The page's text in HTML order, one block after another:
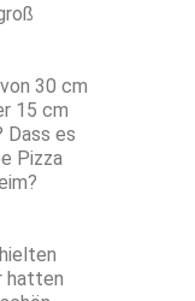
30 cm
15 cm
Dass es
Pizza
hatten